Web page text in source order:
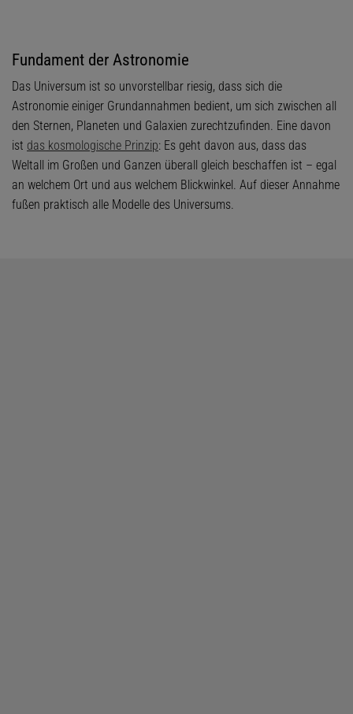
Fundament der Astronomie
Das Universum ist so unvorstellbar riesig, dass sich die
Astronomie einiger Grundannahmen bedient, um sich zwischen all
den Sternen, Planeten und Galaxien zurechtzufinden. Eine davon
ist das kosmologische Prinzip: Es geht davon aus, dass das
Weltall im Großen und Ganzen überall gleich beschaffen ist – egal
an welchem Ort und aus welchem Blickwinkel. Auf dieser Annahme
fußen praktisch alle Modelle des Universums.